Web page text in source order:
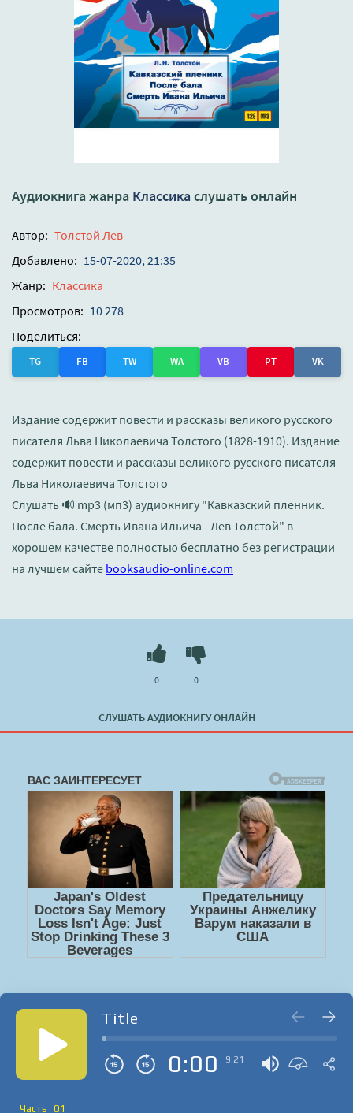
Аудиокнига жанра Классикаслушать онлайн
Автор: Толстой Лев
Добавлено: 15-07-2020, 21:35
Жанр: Классика
Просмотров: 10 278
Поделиться:
TG FB TW WA VB PT VK
Издание содержит повести и рассказы великого русского
писателя Льва Николаевича Толстого (1828-1910). Издание
содержит повести и рассказы великого русского писателя
Льва Николаевича Толстого
Слушать 🔊 mp3 (мп3) аудиокнигу "Кавказский пленник.
После бала. Смерть Ивана Ильича - Лев Толстой" в
хорошем качестве полностью бесплатно без регистрации
на лучшем сайте booksaudio-online.com
СЛУШАТЬ АУДИОКНИГУ ОНЛАЙН
0 0
Title
0:00 9:21
Часть_01_